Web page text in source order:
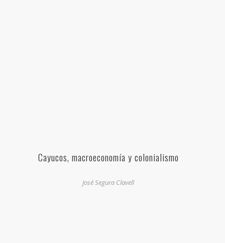
Cayucos, macroeconomía y colonialismo
José Segura Clavell